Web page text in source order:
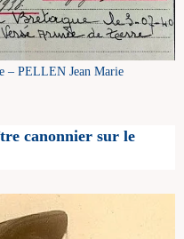
– PELLEN Jean Marie
canonnier sur le